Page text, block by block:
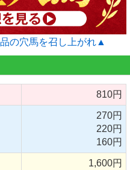
の穴馬を召し上がれ▲
810円
270円
220円
160円
1,600円